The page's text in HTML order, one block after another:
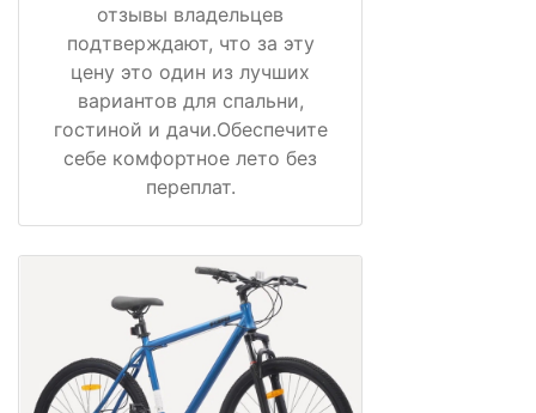
отзывы владельцев
подтверждают, что за эту
цену это один из лучших
вариантов для спальни,
гостиной и дачи.Обеспечите
себе комфортное лето без
переплат.